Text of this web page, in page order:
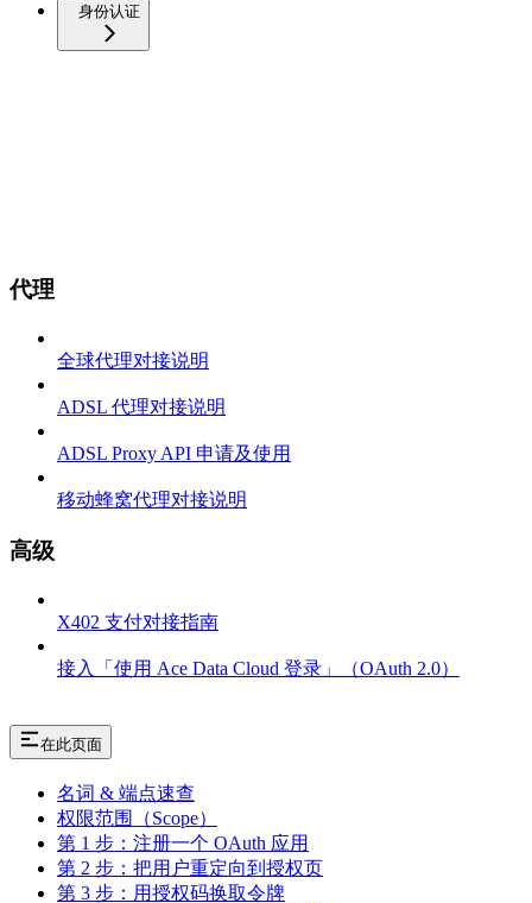
身份认证
代理
全球代理对接说明
ADSL 代理对接说明
ADSL Proxy API 申请及使用
移动蜂窝代理对接说明
高级
X402 支付对接指南
接入「使用 Ace Data Cloud 登录」（OAuth 2.0）
在此页面
名词 & 端点速查
权限范围（Scope）
第 1 步：注册一个 OAuth 应用
第 2 步：把用户重定向到授权页
第 3 步：用授权码换取令牌